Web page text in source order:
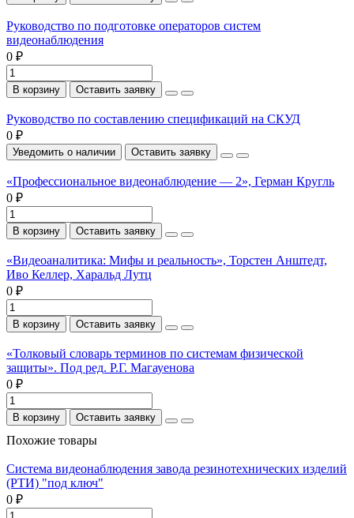
Руководство по подготовке операторов систем
видеонаблюдения
0 ₽
В корзину Оставить заявку
Руководство по составлению спецификаций на СКУД
0 ₽
Уведомить о наличии Оставить заявку
«Профессиональное видеонаблюдение — 2», Герман Кругль
0 ₽
В корзину Оставить заявку
«Видеоаналитика: Мифы и реальность», Торстен Анштедт,
Иво Келлер, Харальд Лутц
0 ₽
В корзину Оставить заявку
«Толковый словарь терминов по системам физической
защиты». Под ред. Р.Г. Магауенова
0 ₽
В корзину Оставить заявку
Похожие товары
Система видеонаблюдения завода резинотехнических изделий
(РТИ) "под ключ"
0 ₽